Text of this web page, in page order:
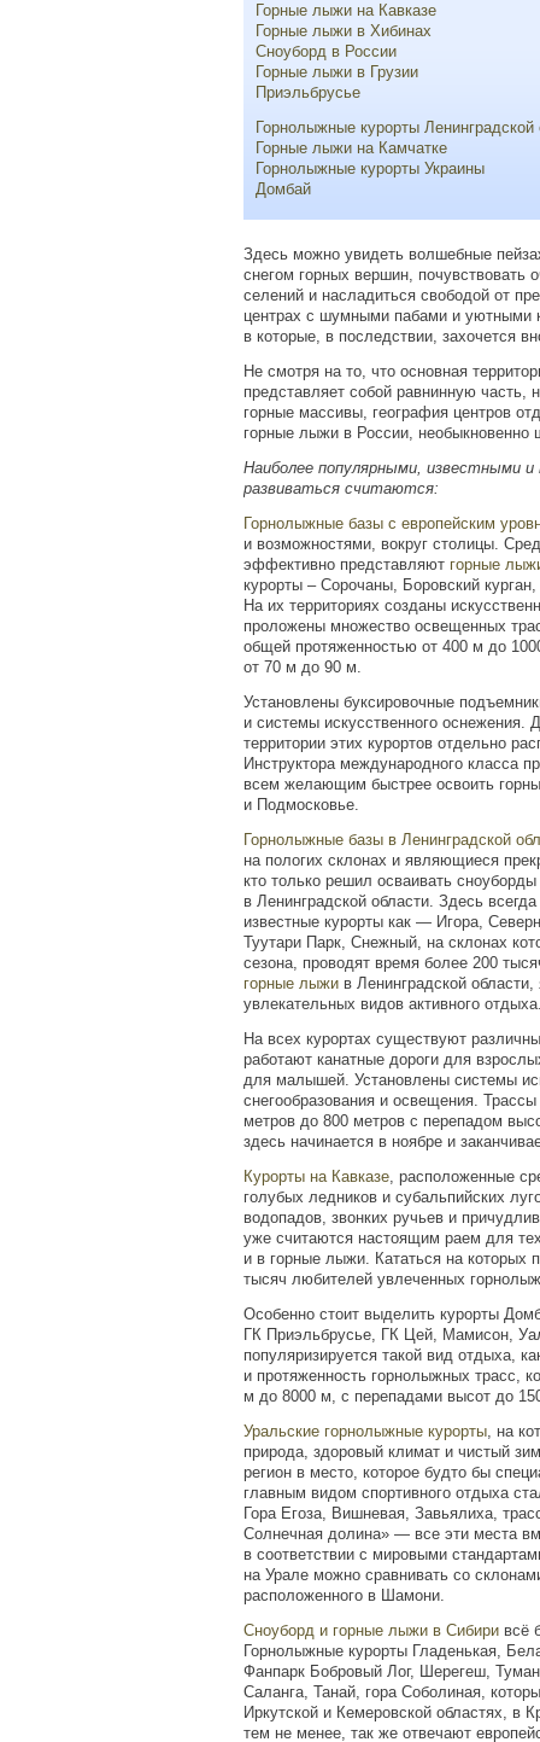
Горные лыжи на Кавказе
Горные лыжи в Хибинах
Сноуборд в России
Горные лыжи в Грузии
Приэльбрусье
Горнолыжные курорты Ленинградской
Горные лыжи на Камчатке
Горнолыжные курорты Украины
Домбай
Здесь можно увидеть волшебные
снегом горных вершин, почувствовать
селений и насладиться свободой от
центрах с шумными пабами и уютными
в которые, в последствии, захочется
Не смотря на то, что основная
представляет собой равнинную часть,
горные массивы, география центров
горные лыжи в России, необыкновенно
Наиболее популярными, известными
развиваться считаются:
Горнолыжные базы с европейским
и возможностями, вокруг столицы.
эффективно представляют горные
курорты – Сорочаны, Боровский
На их территориях созданы
проложены множество освещенных
общей протяженностью от 400 м до
от 70 м до 90 м.
Установлены буксировочные
и системы искусственного оснежения.
территории этих курортов отдельно
Инструктора международного класса
всем желающим быстрее освоить
и Подмосковье.
Горнолыжные базы в Ленинградской
на пологих склонах и являющиеся
кто только решил осваивать
в Ленинградской области. Здесь
известные курорты как — Игора,
Туутари Парк, Снежный, на склонах
сезона, проводят время более 200
горные лыжи в Ленинградской
увлекательных видов активного
На всех курортах существуют
работают канатные дороги для
для малышей. Установлены системы
снегообразования и освещения.
метров до 800 метров с перепадом
здесь начинается в ноябре и
Курорты на Кавказе, расположенные
голубых ледников и субальпийских
водопадов, звонких ручьев и
уже считаются настоящим раем для
и в горные лыжи. Кататься на которых
тысяч любителей увлеченных
Особенно стоит выделить курорты
ГК Приэльбрусье, ГК Цей, Мамисон,
популяризируется такой вид отдыха,
и протяженность горнолыжных трасс,
м до 8000 м, с перепадами высот до
Уральские горнолыжные курорты, на
природа, здоровый климат и чистый
регион в место, которое будто бы
главным видом спортивного отдыха
Гора Егоза, Вишневая, Завьялиха,
Солнечная долина» — все эти места
в соответствии с мировыми
на Урале можно сравнивать со
расположенного в Шамони.
Сноуборд и горные лыжи в Сибири всё
Горнолыжные курорты Гладенькая,
Фанпарк Бобровый Лог, Шерегеш,
Саланга, Танай, гора Соболиная,
Иркутской и Кемеровской областях, в
тем не менее, так же отвечают